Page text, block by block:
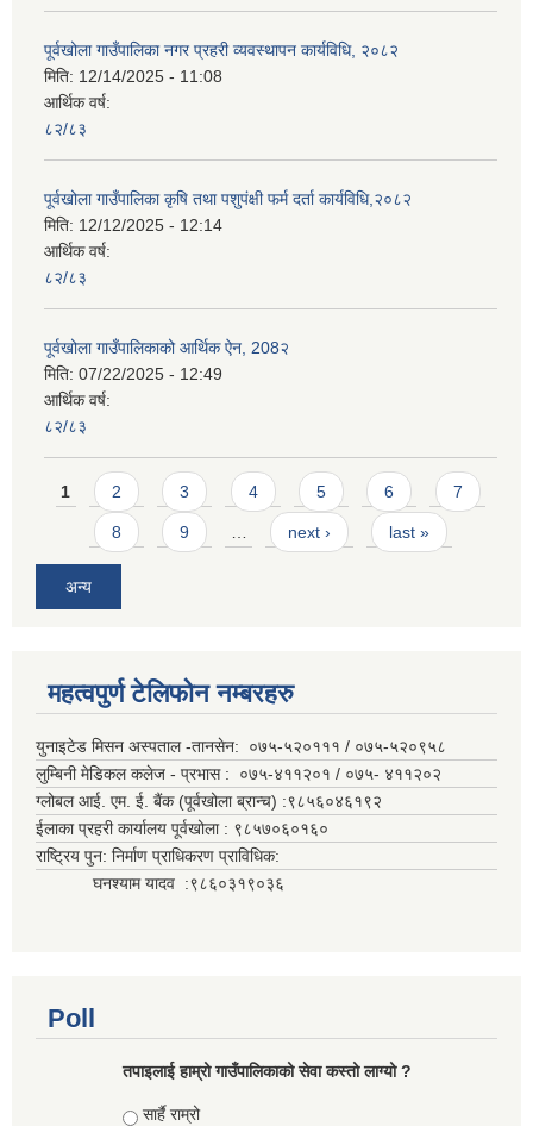
पूर्वखोला गाउँपालिका नगर प्रहरी व्यवस्थापन कार्यविधि, २०८२
मिति: 12/14/2025 - 11:08
आर्थिक वर्ष:
८२/८३
पूर्वखोला गाउँपालिका कृषि तथा पशुपंक्षी फर्म दर्ता कार्यविधि,२०८२
मिति: 12/12/2025 - 12:14
आर्थिक वर्ष:
८२/८३
पूर्वखोला गाउँपालिकाको आर्थिक ऐन, 208२
मिति: 07/22/2025 - 12:49
आर्थिक वर्ष:
८२/८३
Pages
1 2 3 4 5 6 7
8 9 next › last »
अन्य
महत्वपुर्ण टेलिफोन नम्बरहरु
युनाइटेड मिसन अस्पताल -तानसेन: ०७५-५२०१११ / ०७५-५२०९५८
लुम्बिनी मेडिकल कलेज - प्रभास : ०७५-४११२०१ / ०७५- ४११२०२
ग्लोबल आई. एम. ई. बैंक (पूर्वखोला ब्रान्च) :९८५६०४६१९२
ईलाका प्रहरी कार्यालय पूर्वखोला : ९८५७०६०१६०
राष्ट्रिय पुन: निर्माण प्राधिकरण प्राविधिक:
घनश्याम यादव :९८६०३१९०३६
Poll
तपाइलाई हाम्रो गाउँपालिकाको सेवा कस्तो लाग्यो ?
Choices
सार्है राम्रो